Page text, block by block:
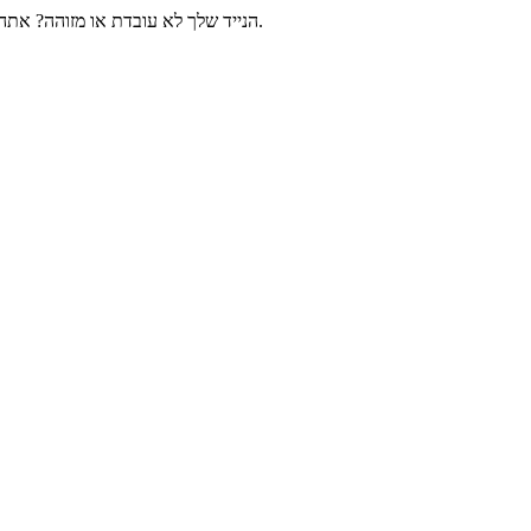
מצלמת ה- MSI הנייד שלך לא עובדת או מזוהה? אתה לא לבד. משתמשים רבים מוטרדים גם מאותה בעיה, אך בפוסט זה תלמדו את כל התיקונים האפשריים לפתור אותה בקלות ובמהירות.